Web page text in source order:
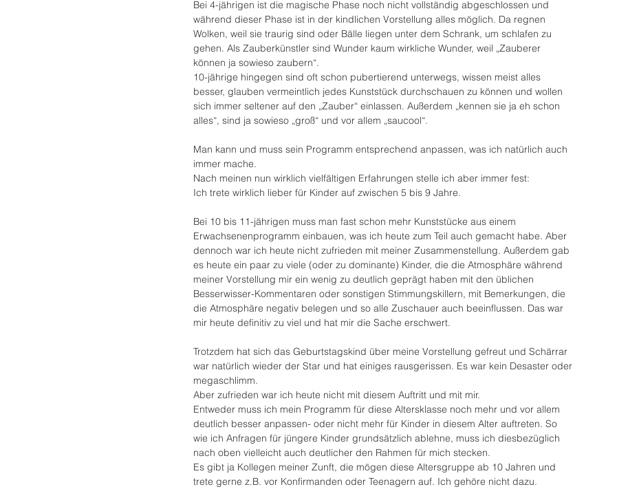
Bei 4-jährigen ist die magische Phase noch nicht vollständig abgeschlossen und
während dieser Phase ist in der kindlichen Vorstellung alles möglich. Da regnen
Wolken, weil sie traurig sind oder Bälle liegen unter dem Schrank, um schlafen zu
gehen. Als Zauberkünstler sind Wunder kaum wirkliche Wunder, weil „Zauberer
können ja sowieso zaubern“.
10-jährige hingegen sind oft schon pubertierend unterwegs, wissen meist alles
besser, glauben vermeintlich jedes Kunststück durchschauen zu können und wollen
sich immer seltener auf den „Zauber“ einlassen. Außerdem „kennen sie ja eh schon
alles“, sind ja sowieso „groß“ und vor allem „saucool“.
Man kann und muss sein Programm entsprechend anpassen, was ich natürlich auch
immer mache.
Nach meinen nun wirklich vielfältigen Erfahrungen stelle ich aber immer fest:
Ich trete wirklich lieber für Kinder auf zwischen 5 bis 9 Jahre.
Bei 10 bis 11-jährigen muss man fast schon mehr Kunststücke aus einem
Erwachsenenprogramm einbauen, was ich heute zum Teil auch gemacht habe. Aber
dennoch war ich heute nicht zufrieden mit meiner Zusammenstellung. Außerdem gab
es heute ein paar zu viele (oder zu dominante) Kinder, die die Atmosphäre während
meiner Vorstellung mir ein wenig zu deutlich geprägt haben mit den üblichen
Besserwisser-Kommentaren oder sonstigen Stimmungskillern, mit Bemerkungen, die
die Atmosphäre negativ belegen und so alle Zuschauer auch beeinflussen. Das war
mir heute definitiv zu viel und hat mir die Sache erschwert.
Trotzdem hat sich das Geburtstagskind über meine Vorstellung gefreut und Schärrar
war natürlich wieder der Star und hat einiges rausgerissen. Es war kein Desaster oder
megaschlimm.
Aber zufrieden war ich heute nicht mit diesem Auftritt und mit mir.
Entweder muss ich mein Programm für diese Altersklasse noch mehr und vor allem
deutlich besser anpassen- oder nicht mehr für Kinder in diesem Alter auftreten. So
wie ich Anfragen für jüngere Kinder grundsätzlich ablehne, muss ich diesbezüglich
nach oben vielleicht auch deutlicher den Rahmen für mich stecken.
Es gibt ja Kollegen meiner Zunft, die mögen diese Altersgruppe ab 10 Jahren und
trete gerne z.B. vor Konfirmanden oder Teenagern auf. Ich gehöre nicht dazu.